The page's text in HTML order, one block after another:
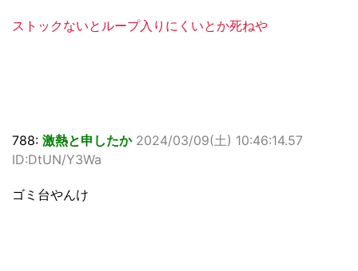
ストックないとループ入りにくいとか死ねや
788: 激熱と申したか 2024/03/09(土) 10:46:14.57
ID:DtUN/Y3Wa
ゴミ台やんけ